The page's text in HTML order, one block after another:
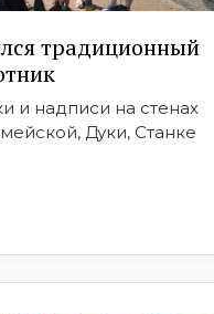
традиционный
и надписи на стенах
Дуки, Станке